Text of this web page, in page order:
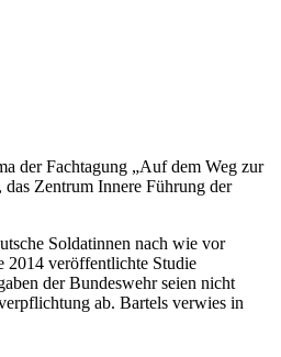
der Fachtagung „Auf dem Weg zur
Zentrum Innere Führung der
Soldatinnen nach wie vor
2014 veröffentlichte Studie
der Bundeswehr seien nicht
ab. Bartels verwies in